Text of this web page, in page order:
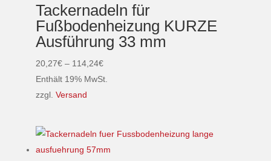
Varianten
auf.
Die
Optionen
können
gewählt
werden
Tackernadeln für
Fußbodenheizung KURZE
Ausführung 33 mm
20,27€ – 114,24€Preisspanne:
20,27€
Enthält 19% MwSt.
zzgl. Versand
Produkt